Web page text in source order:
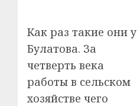
Как раз такие они у
Булатова. За
четверть века
работы в сельском
хозяйстве чего